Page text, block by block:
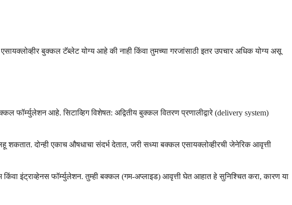
बुक्कल टॅब्लेट योग्य आहे की नाही किंवा तुमच्या गरजांसाठी इतर उपचार अधिक योग्य असू
आहे. सिटाव्हिग विशेषत: अद्वितीय बुक्कल वितरण प्रणालीद्वारे (delivery system)
शकतात. दोन्ही एकाच औषधाचा संदर्भ देतात, जरी सध्या बक्कल एसायक्लोव्हीरची जेनेरिक आवृत्ती
किंवा इंट्राव्हेनस फॉर्म्युलेशन. तुम्ही बक्कल (गम-अप्लाइड) आवृत्ती घेत आहात हे सुनिश्चित करा, कारण या